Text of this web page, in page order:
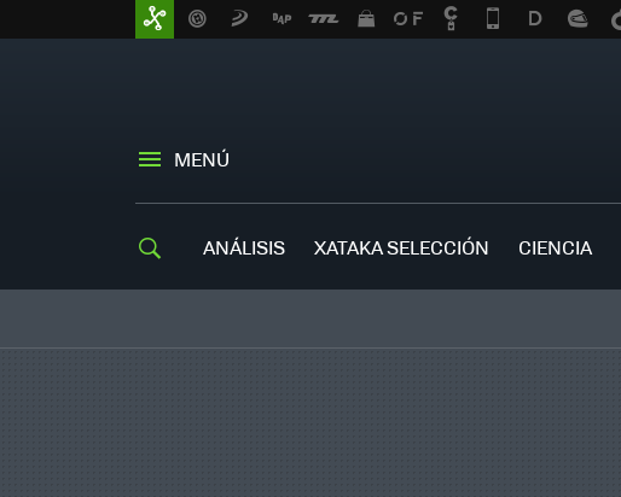
MENÚ
ANÁLISIS XATAKA SELECCIÓN CIENCIA